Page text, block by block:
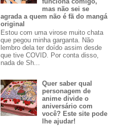
mas não sei se
agrada a quem não é fã do mangá
original
Estou com uma virose muito chata
que pegou minha garganta. Não
lembro dela ter doído assim desde
que tive COVID. Por conta disso,
nada de Sh...
Quer saber qual
personagem de
anime divide o
aniversário com
você? Este site pode
lhe ajudar!